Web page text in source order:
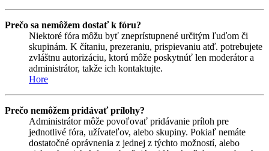
Prečo sa nemôžem dostať k fóru?
Niektoré fóra môžu byť zneprístupnené určitým ľuďom či
skupinám. K čítaniu, prezeraniu, prispievaniu atď. potrebujete
zvláštnu autorizáciu, ktorú môže poskytnúť len moderátor a
administrátor, takže ich kontaktujte.
Hore
Prečo nemôžem pridávať prílohy?
Administrátor môže povoľovať pridávanie príloh pre
jednotlivé fóra, užívateľov, alebo skupiny. Pokiaľ nemáte
dostatočné oprávnenia z jednej z týchto možností, alebo